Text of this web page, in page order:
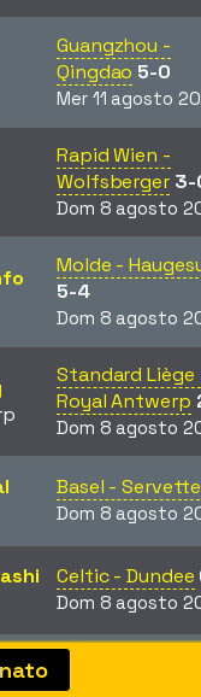
Guangzhou -
Qingdao 5-0
Mer 11 agosto
Rapid Wien -
Wolfsberger 3-
Dom 8 agosto
Molde -
5-4
Dom 8 agosto
Standard Liège
Royal Antwerp
Dom 8 agosto
Basel - Servette
Dom 8 agosto
Celtic - Dundee
Dom 8 agosto
Internacional